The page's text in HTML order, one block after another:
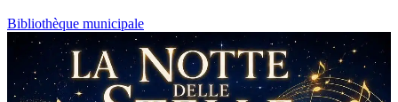
Bibliothèque municipale